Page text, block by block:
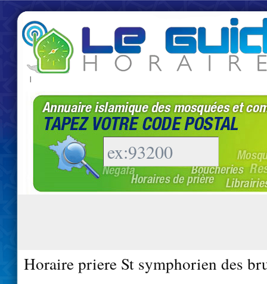
|
Horaire priere St symphorien des